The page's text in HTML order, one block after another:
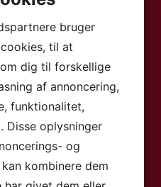
bruger
til at
dig til forskellige
af annoncering,
funktionalitet,
Disse oplysninger
og
kombinere dem